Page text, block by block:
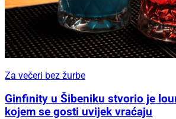
Za večeri bez žurbe
Ginfinity u Šibeniku stvorio je
kojem se gosti uvijek vraćaju